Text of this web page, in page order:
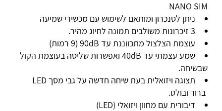
NANO SIM
ניתן לסנכרון ומותאם לשימוש עם מכשירי שמיעה
3 זיכרונות משולבים תמונה לחיוג מהיר.
עוצמת הצלצול מתכווננת עד 90dB (9 רמות)
שמע עצמתי עד 40dB ואפשרות שליטה בעוצמת הקול
שבשיחה.
תצוגה ויזואלית בעת שיחה חדשה על גבי מסך LED
ברור ובולט.
דיבורית עם מחוון ויזואלי (LED)